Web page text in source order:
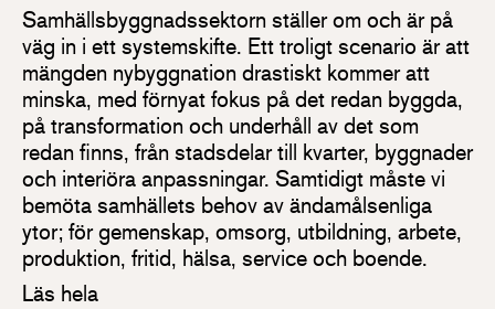
Samhällsbyggnadssektorn ställer om och är på
väg in i ett systemskifte. Ett troligt scenario är att
mängden nybyggnation drastiskt kommer att
minska, med förnyat fokus på det redan byggda,
på transformation och underhåll av det som
redan finns, från stadsdelar till kvarter, byggnader
och interiöra anpassningar. Samtidigt måste vi
bemöta samhällets behov av ändamålsenliga
ytor; för gemenskap, omsorg, utbildning, arbete,
produktion, fritid, hälsa, service och boende.
Läs hela